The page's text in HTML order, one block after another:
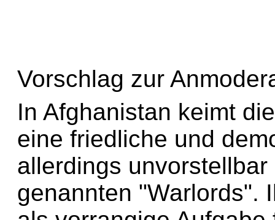
Vorschlag zur
In Afghanistan keimt
eine friedliche und
allerdings
genannten "Warlords".